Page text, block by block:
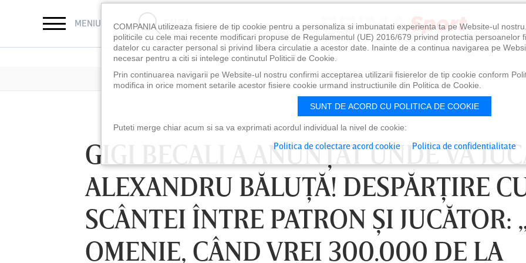
MENIU CAUTĂ
GIGI BECALI A ANUNŢAT UNDE VA JUCA
ALEXANDRU BĂLUŢĂ! DESPĂRŢIRE
SCÂNTEI ÎNTRE PATRON ŞI JUCĂTOR:
OMENIE, CÂND VREI 300.000 DE LA
LUNI 10 AUG, 18:30 LUNI 10 AUG, 21:30 VINERI 07 AUG, 21:00
COMPANIA utilizeaza fisiere de tip cookie pentru a personaliza si imbunatati experienta ta pe Website-ul
politicile cu cele mai recente modificari propuse de Regulamentul (UE) 2016/679 privind protectia persoanelor
datelor cu caracter personal si privind libera circulatie a acestor date. Inainte de a continua navigarea pe
necesar pentru a citi si intelege continutul Politicii de Cookie.
Prin continuarea navigarii pe Website-ul nostru confirmi acceptarea utilizarii fisierelor de tip cookie conform
modifica in orice moment setarile acestor fisiere cookie urmand instructiunile din Politica de Cookie.
SUNT DE ACORD CU POLITICA DE COOKIE
Puteti merge chiar acum si sa va exprimati acordul individual la nivel de cookie:
Politica de colectare acord cookie Politica de confidentialitate